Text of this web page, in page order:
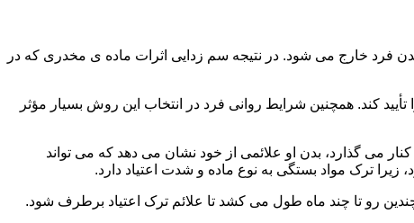
فرد خارج می شود. در نتیجه سم زدایی اثرات ماده ی مخدری که در
کند. همچنین شرایط روانی فرد در انتخاب این روش بسیار مؤثر
می گذارد، بدن او علائمی از خود نشان می دهد که می تواند
ترک مواد بستگی به نوع ماده و شدت اعتیاد دارد.
رو تا چند ماه طول می کشد تا علائم ترک اعتیاد برطرف شود.